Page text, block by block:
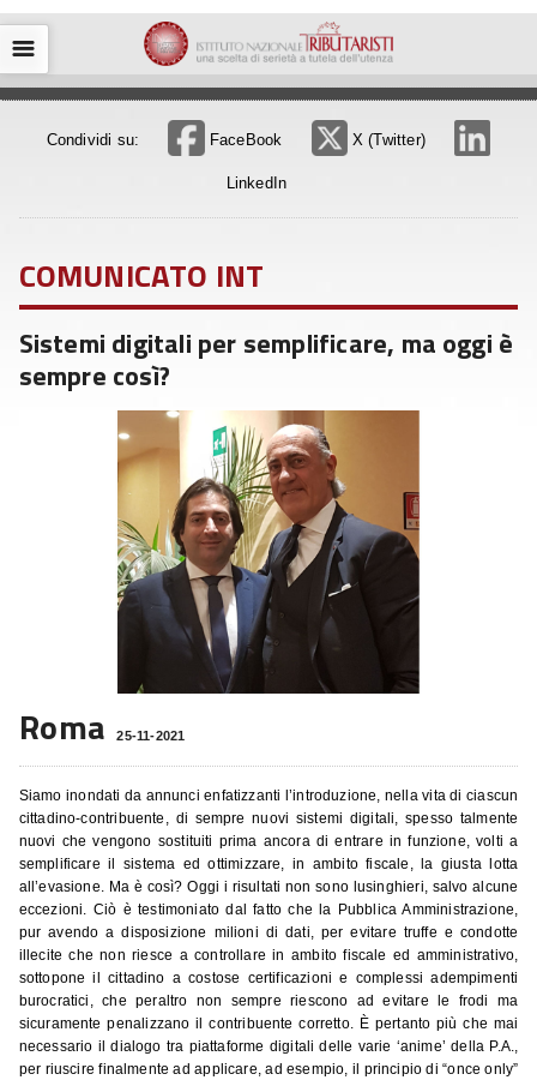
☰
Condividi su: FaceBook X (Twitter)
LinkedIn
COMUNICATO INT
Sistemi digitali per semplificare, ma oggi è
sempre così?
Roma 25-11-2021
Siamo inondati da annunci enfatizzanti l’introduzione, nella vita di ciascun
cittadino-contribuente, di sempre nuovi sistemi digitali, spesso talmente
nuovi che vengono sostituiti prima ancora di entrare in funzione, volti a
semplificare il sistema ed ottimizzare, in ambito fiscale, la giusta lotta
all’evasione. Ma è così? Oggi i risultati non sono lusinghieri, salvo alcune
eccezioni. Ciò è testimoniato dal fatto che la Pubblica Amministrazione,
pur avendo a disposizione milioni di dati, per evitare truffe e condotte
illecite che non riesce a controllare in ambito fiscale ed amministrativo,
sottopone il cittadino a costose certificazioni e complessi adempimenti
burocratici, che peraltro non sempre riescono ad evitare le frodi ma
sicuramente penalizzano il contribuente corretto. È pertanto più che mai
necessario il dialogo tra piattaforme digitali delle varie ‘anime’ della P.A.,
per riuscire finalmente ad applicare, ad esempio, il principio di “once only”